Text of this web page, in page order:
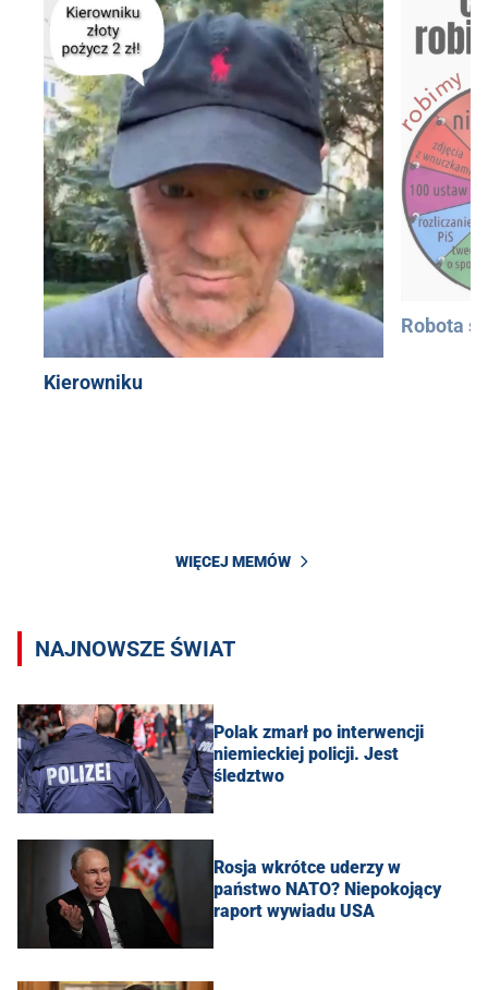
Kierowniku
Robota
WIĘCEJ MEMÓW
NAJNOWSZE ŚWIAT
Polak zmarł po interwencji
niemieckiej policji. Jest
śledztwo
Rosja wkrótce uderzy w
państwo NATO? Niepokojący
raport wywiadu USA